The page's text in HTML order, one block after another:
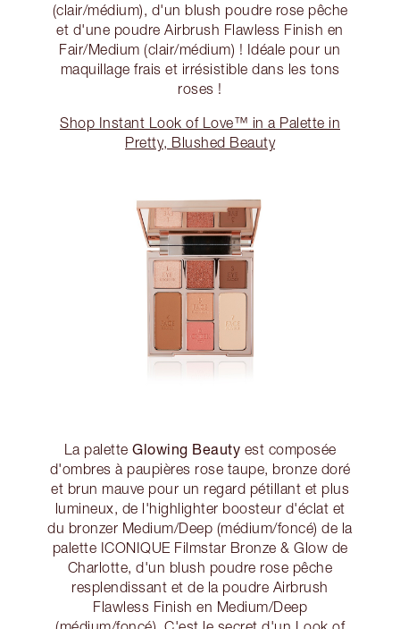
(clair/médium), d'un blush poudre rose pêche
et d'une poudre Airbrush Flawless Finish en
Fair/Medium (clair/médium) ! Idéale pour un
maquillage frais et irrésistible dans les tons
roses !
Shop Instant Look of Love™ in a Palette in
Pretty, Blushed Beauty
La palette Glowing Beauty est composée
d'ombres à paupières rose taupe, bronze doré
et brun mauve pour un regard pétillant et plus
lumineux, de l'highlighter boosteur d'éclat et
du bronzer Medium/Deep (médium/foncé) de la
palette ICONIQUE Filmstar Bronze & Glow de
Charlotte, d'un blush poudre rose pêche
resplendissant et de la poudre Airbrush
Flawless Finish en Medium/Deep